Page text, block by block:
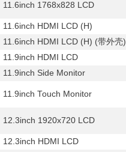
11.6inch 1768x828 LCD
11.6inch HDMI LCD (H)
11.6inch HDMI LCD (H) (带外壳)
11.9inch HDMI LCD
11.9inch Side Monitor
11.9inch Touch Monitor
12.3inch 1920x720 LCD
12.3inch HDMI LCD